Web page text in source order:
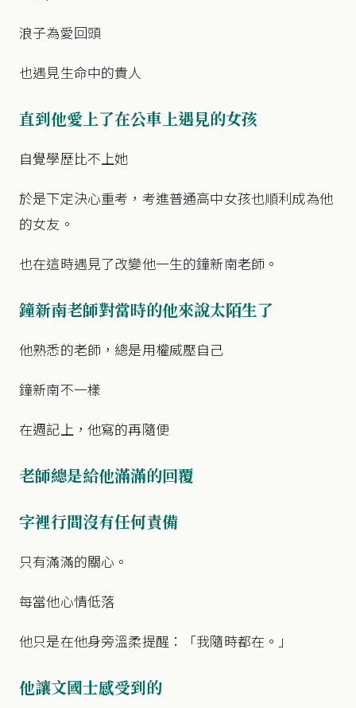
浪子為愛回頭
也遇見生命中的貴人
直到他愛上了在公車上遇見的女孩
自覺學歷比不上她
於是下定決心重考，考進普通高中女孩也順利成為他
的女友。
也在這時遇見了改變他一生的鐘新南老師。
鐘新南老師對當時的他來說太陌生了
他熟悉的老師，總是用權威壓自己
鐘新南不一樣
在週記上，他寫的再隨便
老師總是給他滿滿的回覆
字裡行間沒有任何責備
只有滿滿的關心。
每當他心情低落
他只是在他身旁溫柔提醒：「我隨時都在。」
他讓文國士感受到的